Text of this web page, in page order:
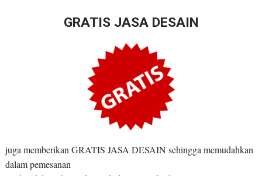
GRATIS JASA DESAIN
juga memberikan GRATIS JASA DESAIN sehingga memudahkan
dalam pemesanan